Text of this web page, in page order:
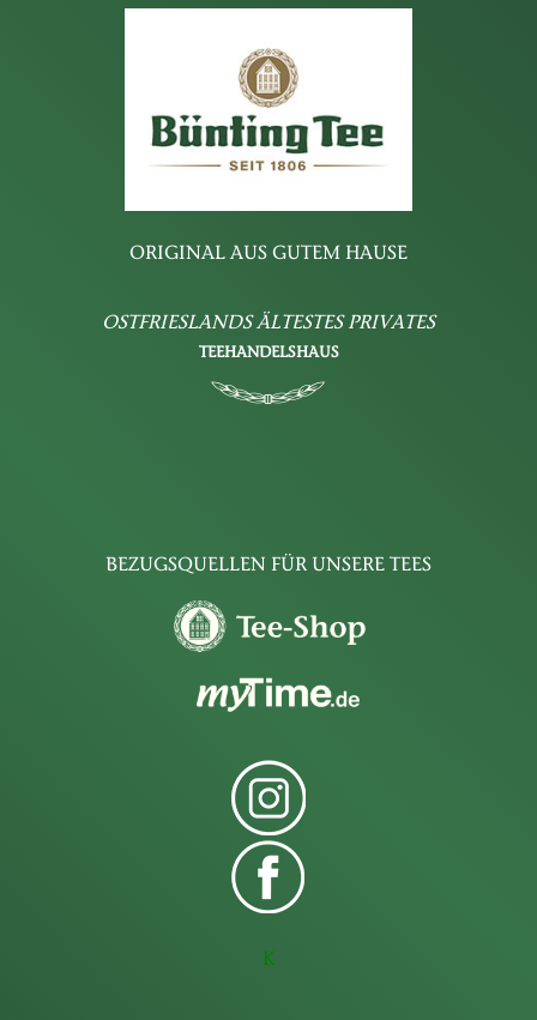
ORIGINAL AUS GUTEM HAUSE
OSTFRIESLANDS ÄLTESTES PRIVATES
TEEHANDELSHAUS
BEZUGSQUELLEN FÜR UNSERE TEES
K